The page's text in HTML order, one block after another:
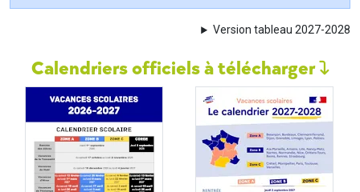
Version tableau 2027-2028
Calendriers officiels à télécharger